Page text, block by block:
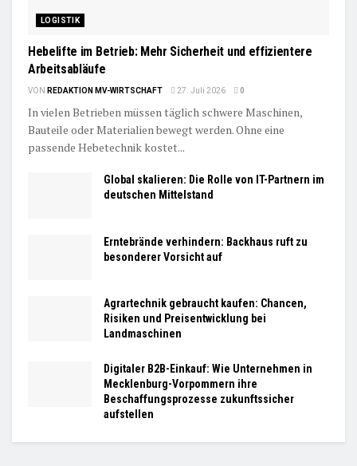
LOGISTIK
Hebelifte im Betrieb: Mehr Sicherheit und effizientere
Arbeitsabläufe
VON REDAKTION MV-WIRTSCHAFT 27. Juli 2026 0
In vielen Betrieben müssen täglich schwere Maschinen,
Bauteile oder Materialien bewegt werden. Ohne eine
passende Hebetechnik kostet...
Global skalieren: Die Rolle von IT-Partnern im
deutschen Mittelstand
Erntebrände verhindern: Backhaus ruft zu
besonderer Vorsicht auf
Agrartechnik gebraucht kaufen: Chancen,
Risiken und Preisentwicklung bei
Landmaschinen
Digitaler B2B-Einkauf: Wie Unternehmen in
Mecklenburg-Vorpommern ihre
Beschaffungsprozesse zukunftssicher
aufstellen